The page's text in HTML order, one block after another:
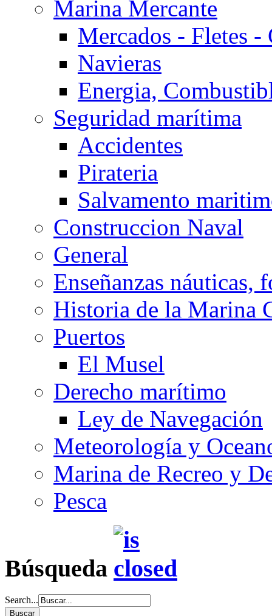
Marina Mercante
Mercados - Fletes -
Navieras
Energia,
Seguridad marítima
Accidentes
Pirateria
Salvamento
Construccion Naval
General
Enseñanzas náuticas,
Historia de la Marina
Puertos
El Musel
Derecho marítimo
Ley de Navegación
Meteorología y
Marina de Recreo y
Pesca
Búsqueda
Search...